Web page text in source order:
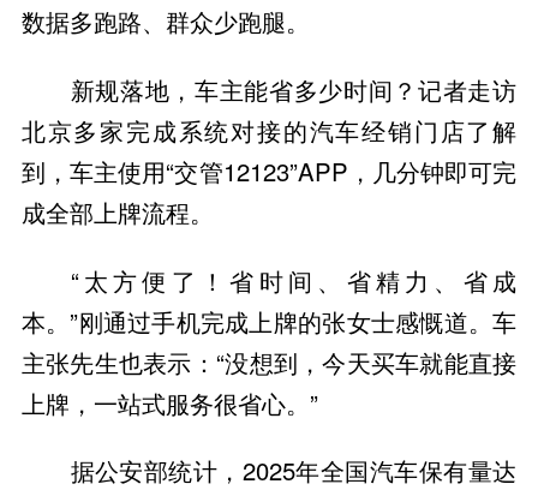
数据多跑路、群众少跑腿。
新规落地，车主能省多少时间？记者走访
北京多家完成系统对接的汽车经销门店了解
到，车主使用“交管12123”APP，几分钟即可完
成全部上牌流程。
“太方便了！省时间、省精力、省成
本。”刚通过手机完成上牌的张女士感慨道。车
主张先生也表示：“没想到，今天买车就能直接
上牌，一站式服务很省心。”
据公安部统计，2025年全国汽车保有量达